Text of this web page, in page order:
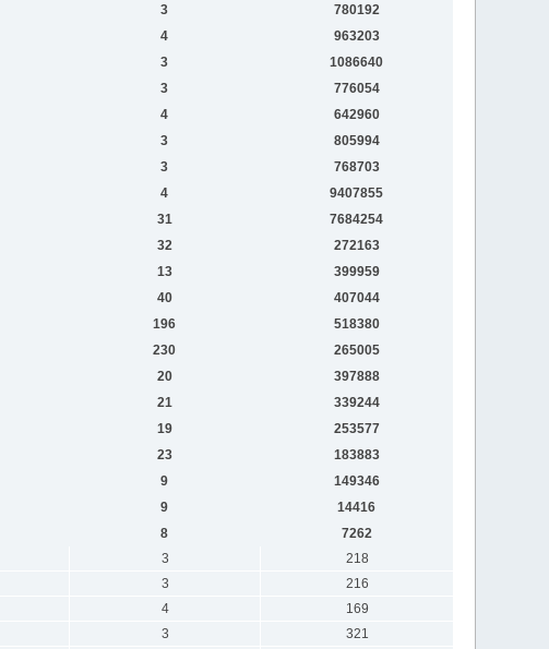
3
780192
4
963203
3
1086640
3
776054
4
642960
3
805994
3
768703
4
9407855
31
7684254
32
272163
13
399959
40
407044
196
518380
230
265005
20
397888
21
339244
19
253577
23
183883
9
149346
9
14416
8
7262
3
218
3
216
4
169
3
321